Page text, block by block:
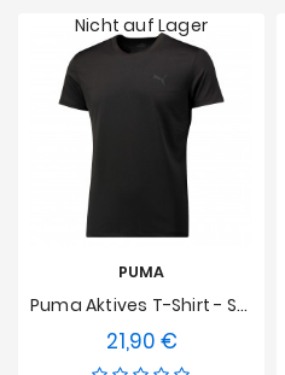
PUMA
Puma Aktives T-Shirt - Schwarz
21,90 €Preis
Nicht auf Lager